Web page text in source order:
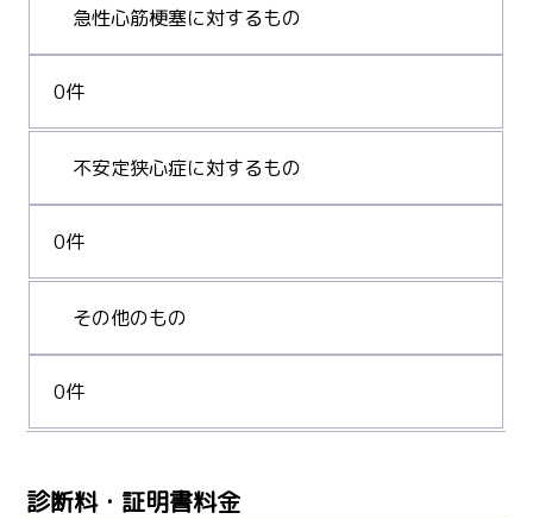
急性心筋梗塞に対するもの
0件
不安定狭心症に対するもの
0件
その他のもの
0件
診断料・証明書料金